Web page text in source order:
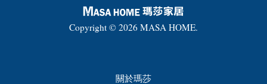
Copyright © 2026 MASA HOME.
關於瑪莎